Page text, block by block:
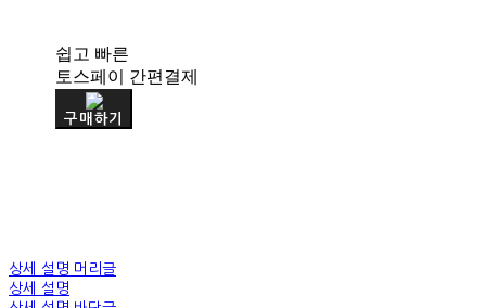
쉽고 빠른
토스페이 간편결제
구매하기
상세 설명 머리글
상세 설명